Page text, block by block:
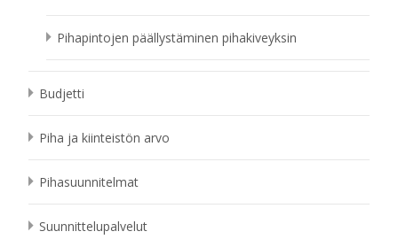
Pihapintojen päällystäminen pihakiveyksin
Budjetti
Piha ja kiinteistön arvo
Pihasuunnitelmat
Suunnittelupalvelut